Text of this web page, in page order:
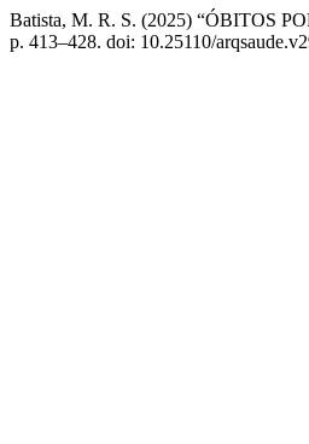
Batista, M. R. S. (2025) “ÓBITOS
p. 413–428. doi: 10.25110/